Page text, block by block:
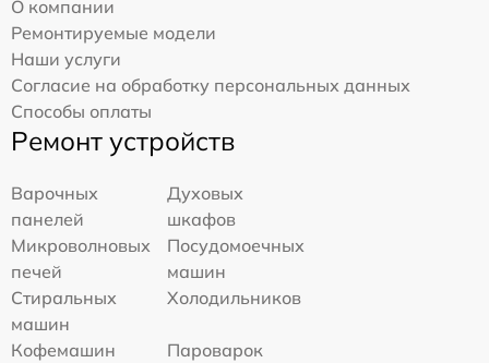
О компании
Ремонтируемые модели
Наши услуги
Согласие на обработку персональных данных
Способы оплаты
Ремонт устройств
Варочных
панелей
Духовых
шкафов
Микроволновых
печей
Посудомоечных
машин
Стиральных
машин
Холодильников
Кофемашин
Пароварок